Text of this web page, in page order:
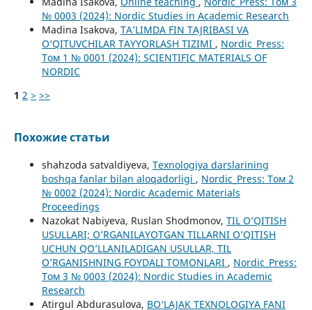
№ 0003 (2024): Nordic Studies in Academic Research
Madina Isakova, TA’LIMDA FIN TAJRIBASI VA
O‘QITUVCHILAR TAYYORLASH TIZIMI , Nordic_Press:
Том 1 № 0001 (2024): SCIENTIFIC MATERIALS OF
NORDIC
1 2 > >>
Похожие статьи
shahzoda satvaldiyeva, Texnologiya darslarining
boshqa fanlar bilan aloqadorligi , Nordic_Press: Том 2
№ 0002 (2024): Nordic Academic Materials
Proceedings
Nazokat Nabiyeva, Ruslan Shodmonov, TIL O’QITISH
USULLARI; O’RGANILAYOTGAN TILLARNI O’QITISH
UCHUN QO’LLANILADIGAN USULLAR, TIL
O’RGANISHNING FOYDALI TOMONLARI , Nordic_Press:
Том 3 № 0003 (2024): Nordic Studies in Academic
Research
Atirgul Abdurasulova, BO‘LAJAK TEXNOLOGIYA FANI